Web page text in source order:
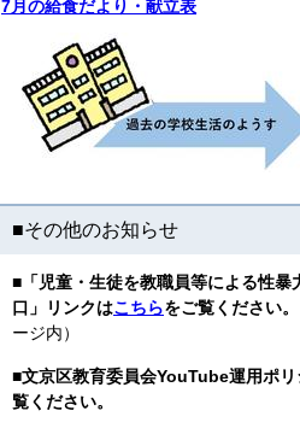
7月の給食だより・献立表
■その他のお知らせ
■「児童・生徒を教職員等による性
口」リンクはこちらをご覧ください。
ージ内）
■文京区教育委員会YouTube運用ポリ
覧ください。